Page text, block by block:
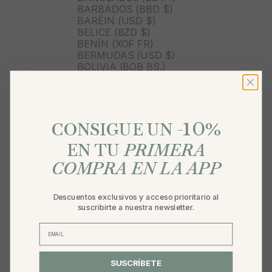
BARBADOS (BBD $)
BARÉIN (USD $)
BELICE (BZD $)
BENÍN (XOF FR)
BERMUDAS (USD $)
BOLIVIA (BOB BS.)
BRUNÉI (BND $)
BULGARIA (EUR €)
BURKINA FASO (XOF FR)
BURUNDI (BIF FR)
BUTÁN (USD $)
CABO VERDE (CVE $)
CAMBOYA (KHR ៛)
$)
CATAR (QAR ر.ق)
CONSIGUE UN -10%
EN TUPRIMERA
COMPRA EN LA APP
Descuentos exclusivos y acceso prioritario al
suscribirte a nuestra newsletter.
SUSCRÍBETE